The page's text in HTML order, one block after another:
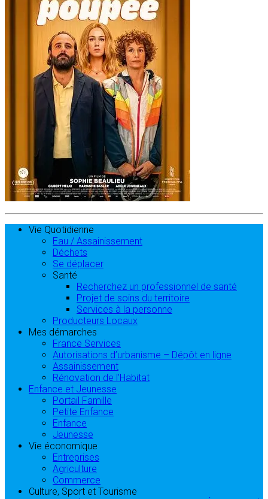
Vie Quotidienne
Eau / Assainissement
Déchets
Se déplacer
Santé
Recherchez un professionnel de santé
Projet de soins du territoire
Services à la personne
Producteurs Locaux
Mes démarches
France Services
Autorisations d’urbanisme – Dépôt en ligne
Assainissement
Rénovation de l’Habitat
Enfance et Jeunesse
Portail Famille
Petite Enfance
Enfance
Jeunesse
Vie économique
Entreprises
Agriculture
Commerce
Culture, Sport et Tourisme